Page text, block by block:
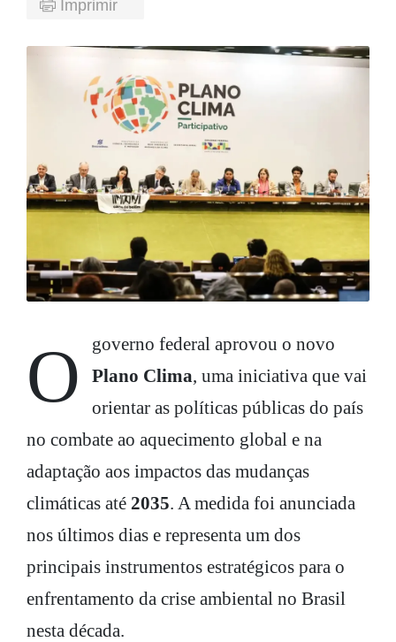
Imprimir
O governo federal aprovou o novo
Plano Clima, uma iniciativa que vai
orientar as políticas públicas do país
no combate ao aquecimento global e na
adaptação aos impactos das mudanças
climáticas até 2035. A medida foi anunciada
nos últimos dias e representa um dos
principais instrumentos estratégicos para o
enfrentamento da crise ambiental no Brasil
nesta década.